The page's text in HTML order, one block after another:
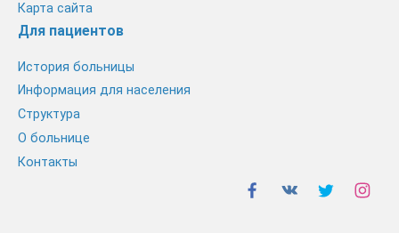
Карта сайта
Для пациентов
История больницы
Информация для населения
Структура
О больнице
Контакты